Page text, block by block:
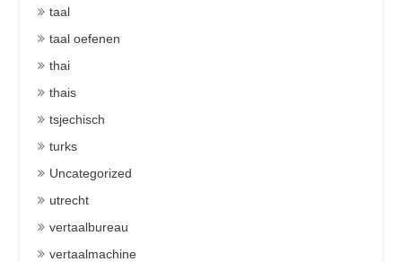
taal
taal oefenen
thai
thais
tsjechisch
turks
Uncategorized
utrecht
vertaalbureau
vertaalmachine